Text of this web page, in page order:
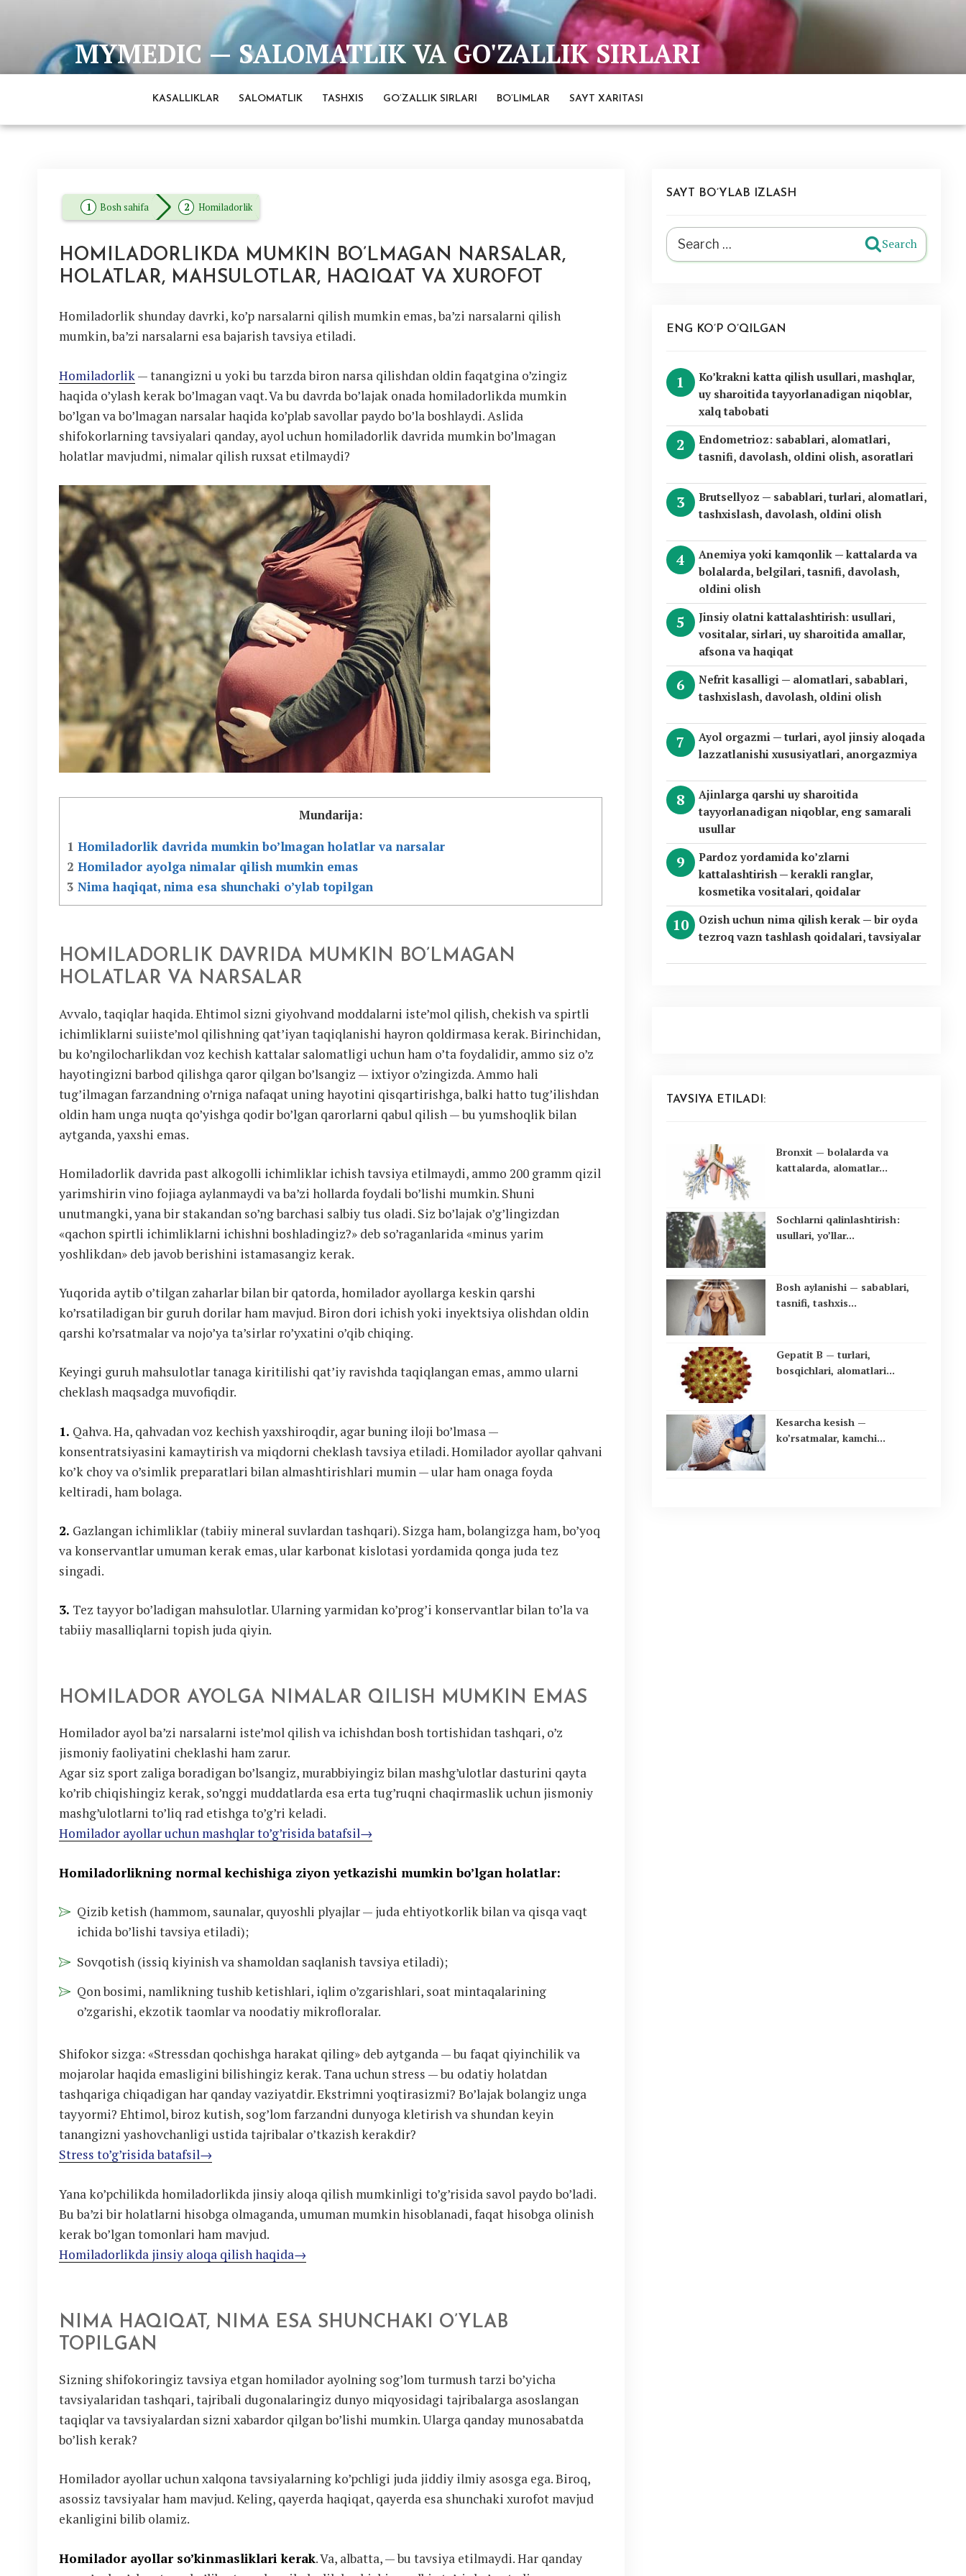
MYMEDIC — SALOMATLIK VA GO'ZALLIK SIRLARI
Barcha eng ishonchli va to'liq ma'lumotlar manbai
KASALLIKLAR SALOMATLIK TASHXIS GO’ZALLIK SIRLARI BO’LIMLAR SAYT XARITASI
Bosh sahifa Homiladorlik
HOMILADORLIKDA MUMKIN BO’LMAGAN NARSALAR,
HOLATLAR, MAHSULOTLAR, HAQIQAT VA XUROFOT
Homiladorlik shunday davrki, ko’p narsalarni qilish mumkin emas, ba’zi narsalarni qilish
mumkin, ba’zi narsalarni esa bajarish tavsiya etiladi.
Homiladorlik — tanangizni u yoki bu tarzda biron narsa qilishdan oldin faqatgina o’zingiz
haqida o’ylash kerak bo’lmagan vaqt. Va bu davrda bo’lajak onada homiladorlikda mumkin
bo’lgan va bo’lmagan narsalar haqida ko’plab savollar paydo bo’la boshlaydi. Aslida
shifokorlarning tavsiyalari qanday, ayol uchun homiladorlik davrida mumkin bo’lmagan
holatlar mavjudmi, nimalar qilish ruxsat etilmaydi?
Mundarija:
1 Homiladorlik davrida mumkin bo’lmagan holatlar va narsalar
2 Homilador ayolga nimalar qilish mumkin emas
3 Nima haqiqat, nima esa shunchaki o’ylab topilgan
HOMILADORLIK DAVRIDA MUMKIN BO’LMAGAN
HOLATLAR VA NARSALAR
Avvalo, taqiqlar haqida. Ehtimol sizni giyohvand moddalarni iste’mol qilish, chekish va spirtli
ichimliklarni suiiste’mol qilishning qat’iyan taqiqlanishi hayron qoldirmasa kerak. Birinchidan,
bu ko’ngilocharlikdan voz kechish kattalar salomatligi uchun ham o’ta foydalidir, ammo siz o’z
hayotingizni barbod qilishga qaror qilgan bo’lsangiz — ixtiyor o’zingizda. Ammo hali
tug’ilmagan farzandning o’rniga nafaqat uning hayotini qisqartirishga, balki hatto tug’ilishdan
oldin ham unga nuqta qo’yishga qodir bo’lgan qarorlarni qabul qilish — bu yumshoqlik bilan
aytganda, yaxshi emas.
Homiladorlik davrida past alkogolli ichimliklar ichish tavsiya etilmaydi, ammo 200 gramm qizil
yarimshirin vino fojiaga aylanmaydi va ba’zi hollarda foydali bo’lishi mumkin. Shuni
unutmangki, yana bir stakandan so’ng barchasi salbiy tus oladi. Siz bo’lajak o’g’lingizdan
«qachon spirtli ichimliklarni ichishni boshladingiz?» deb so’raganlarida «minus yarim
yoshlikdan» deb javob berishini istamasangiz kerak.
Yuqorida aytib o’tilgan zaharlar bilan bir qatorda, homilador ayollarga keskin qarshi
ko’rsatiladigan bir guruh dorilar ham mavjud. Biron dori ichish yoki inyektsiya olishdan oldin
qarshi ko’rsatmalar va nojo’ya ta’sirlar ro’yxatini o’qib chiqing.
Keyingi guruh mahsulotlar tanaga kiritilishi qat’iy ravishda taqiqlangan emas, ammo ularni
cheklash maqsadga muvofiqdir.
1. Qahva. Ha, qahvadan voz kechish yaxshiroqdir, agar buning iloji bo’lmasa —
konsentratsiyasini kamaytirish va miqdorni cheklash tavsiya etiladi. Homilador ayollar qahvani
ko’k choy va o’simlik preparatlari bilan almashtirishlari mumin — ular ham onaga foyda
keltiradi, ham bolaga.
2. Gazlangan ichimliklar (tabiiy mineral suvlardan tashqari). Sizga ham, bolangizga ham, bo’yoq
va konservantlar umuman kerak emas, ular karbonat kislotasi yordamida qonga juda tez
singadi.
3. Tez tayyor bo’ladigan mahsulotlar. Ularning yarmidan ko’prog’i konservantlar bilan to’la va
tabiiy masalliqlarni topish juda qiyin.
HOMILADOR AYOLGA NIMALAR QILISH MUMKIN EMAS
Homilador ayol ba’zi narsalarni iste’mol qilish va ichishdan bosh tortishidan tashqari, o’z
jismoniy faoliyatini cheklashi ham zarur.
Agar siz sport zaliga boradigan bo’lsangiz, murabbiyingiz bilan mashg’ulotlar dasturini qayta
ko’rib chiqishingiz kerak, so’nggi muddatlarda esa erta tug’ruqni chaqirmaslik uchun jismoniy
mashg’ulotlarni to’liq rad etishga to’g’ri keladi.
Homilador ayollar uchun mashqlar to’g’risida batafsil→
Homiladorlikning normal kechishiga ziyon yetkazishi mumkin bo’lgan holatlar:
Qizib ketish (hammom, saunalar, quyoshli plyajlar — juda ehtiyotkorlik bilan va qisqa vaqt
ichida bo’lishi tavsiya etiladi);
Sovqotish (issiq kiyinish va shamoldan saqlanish tavsiya etiladi);
Qon bosimi, namlikning tushib ketishlari, iqlim o’zgarishlari, soat mintaqalarining
o’zgarishi, ekzotik taomlar va noodatiy mikrofloralar.
Shifokor sizga: «Stressdan qochishga harakat qiling» deb aytganda — bu faqat qiyinchilik va
mojarolar haqida emasligini bilishingiz kerak. Tana uchun stress — bu odatiy holatdan
tashqariga chiqadigan har qanday vaziyatdir. Ekstrimni yoqtirasizmi? Bo’lajak bolangiz unga
tayyormi? Ehtimol, biroz kutish, sog’lom farzandni dunyoga kletirish va shundan keyin
tanangizni yashovchanligi ustida tajribalar o’tkazish kerakdir?
Stress to’g’risida batafsil→
Yana ko’pchilikda homiladorlikda jinsiy aloqa qilish mumkinligi to’g’risida savol paydo bo’ladi.
Bu ba’zi bir holatlarni hisobga olmaganda, umuman mumkin hisoblanadi, faqat hisobga olinish
kerak bo’lgan tomonlari ham mavjud.
Homiladorlikda jinsiy aloqa qilish haqida→
NIMA HAQIQAT, NIMA ESA SHUNCHAKI O’YLAB
TOPILGAN
Sizning shifokoringiz tavsiya etgan homilador ayolning sog’lom turmush tarzi bo’yicha
tavsiyalaridan tashqari, tajribali dugonalaringiz dunyo miqyosidagi tajribalarga asoslangan
taqiqlar va tavsiyalardan sizni xabardor qilgan bo’lishi mumkin. Ularga qanday munosabatda
bo’lish kerak?
Homilador ayollar uchun xalqona tavsiyalarning ko’pchligi juda jiddiy ilmiy asosga ega. Biroq,
asossiz tavsiyalar ham mavjud. Keling, qayerda haqiqat, qayerda esa shunchaki xurofot mavjud
ekanligini bilib olamiz.
Homilador ayollar so’kinmasliklari kerak. Va, albatta, — bu tavsiya etilmaydi. Har qanday
SAYT BO’YLAB IZLASH
Search
for:
Search
ENG KO’P O’QILGAN
Ko’krakni katta qilish usullari, mashqlar,
uy sharoitida tayyorlanadigan niqoblar,
xalq tabobati
Endometrioz: sabablari, alomatlari,
tasnifi, davolash, oldini olish, asoratlari
Brutsellyoz — sabablari, turlari, alomatlari,
tashxislash, davolash, oldini olish
Anemiya yoki kamqonlik — kattalarda va
bolalarda, belgilari, tasnifi, davolash,
oldini olish
Jinsiy olatni kattalashtirish: usullari,
vositalar, sirlari, uy sharoitida amallar,
afsona va haqiqat
Nefrit kasalligi — alomatlari, sabablari,
tashxislash, davolash, oldini olish
Ayol orgazmi — turlari, ayol jinsiy aloqada
lazzatlanishi xususiyatlari, anorgazmiya
Ajinlarga qarshi uy sharoitida
tayyorlanadigan niqoblar, eng samarali
usullar
Pardoz yordamida ko’zlarni
kattalashtirish — kerakli ranglar,
kosmetika vositalari, qoidalar
Ozish uchun nima qilish kerak — bir oyda
tezroq vazn tashlash qoidalari, tavsiyalar
TAVSIYA ETILADI:
Bronxit — bolalarda va
kattalarda, alomatlar...
Sochlarni qalinlashtirish:
usullari, yo’llar...
Bosh aylanishi — sabablari,
tasnifi, tashxis...
Gepatit B — turlari,
bosqichlari, alomatlari...
Kesarcha kesish —
ko’rsatmalar, kamchi...